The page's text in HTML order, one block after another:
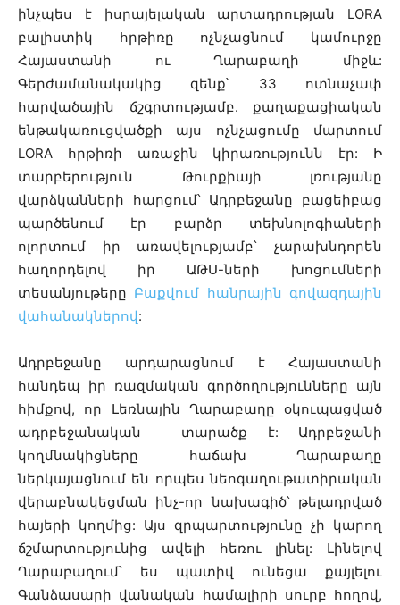
ինչպես է իսրայելական արտադրության LORA
բալիստիկ հրթիռը ոչնչացնում կամուրջը
Հայաստանի ու Ղարաբաղի միջև:
Գերժամանակակից զենք՝ 33 ոտնաչափ
հարվածային ճշգրտությամբ. քաղաքացիական
ենթակառուցվածքի այս ոչնչացումը մարտում
LORA հրթիռի առաջին կիրառությունն էր: Ի
տարբերություն Թուրքիայի լռությանը
վարձկանների հարցում՝ Ադրբեջանը բացեիբաց
պարծենում էր բարձր տեխնոլոգիաների
ոլորտում իր առավելությամբ՝ չարախնդորեն
հաղորդելով իր ԱԹՍ-ների խոցումների
տեսանյութերը Բաքվում հանրային գովազդային
վահանակներով:
Ադրբեջանը արդարացնում է Հայաստանի
հանդեպ իր ռազմական գործողությունները այն
հիմքով, որ Լեռնային Ղարաբաղը օկուպացված
ադրբեջանական տարածք է: Ադրբեջանի
կողմնակիցները հաճախ Ղարաբաղը
ներկայացնում են որպես նեոգաղութատիրական
վերաբնակեցման ինչ-որ նախագիծ՝ թելադրված
հայերի կողմից: Այս զրպարտությունը չի կարող
ճշմարտությունից ավելի հեռու լինել: Լինելով
Ղարաբաղում՝ ես պատիվ ունեցա քայլելու
Գանձասարի վանական համալիրի սուրբ հողով,